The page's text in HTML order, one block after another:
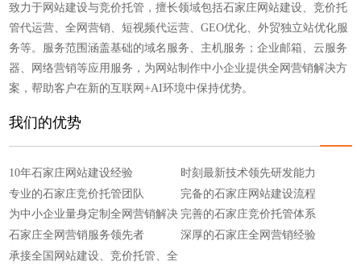
致力于网站建设与竞价托管，擅长领域包括石家庄网站建设、竞价托
管代运营、全网营销、短视频代运营、GEO优化、外贸独立站优化服
务等。服务范围涵盖基础的域名服务、主机服务；企业邮箱、云服务
器、网络营销等应用服务，为网站制作中小企业提供全网营销解决方
案，帮助客户在新的互联网+AI环境中保持优势。
我们的优势
10年石家庄网站建设经验
专业的石家庄竞价托管团队
为中小企业量身定制全网营销解决
方案
石家庄全网营销服务领先者
承接全国网站建设、竞价托管、全
时刻最新技术领先研发能力
完备的石家庄网站建设流程
完善的石家庄竞价托管体系
深厚的石家庄全网营销经验